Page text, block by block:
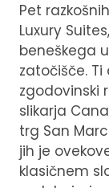
Pet
Luxury
beneškega
zatočišče.
zgodovinski
slikarja
trg San
jih je
klasičnem